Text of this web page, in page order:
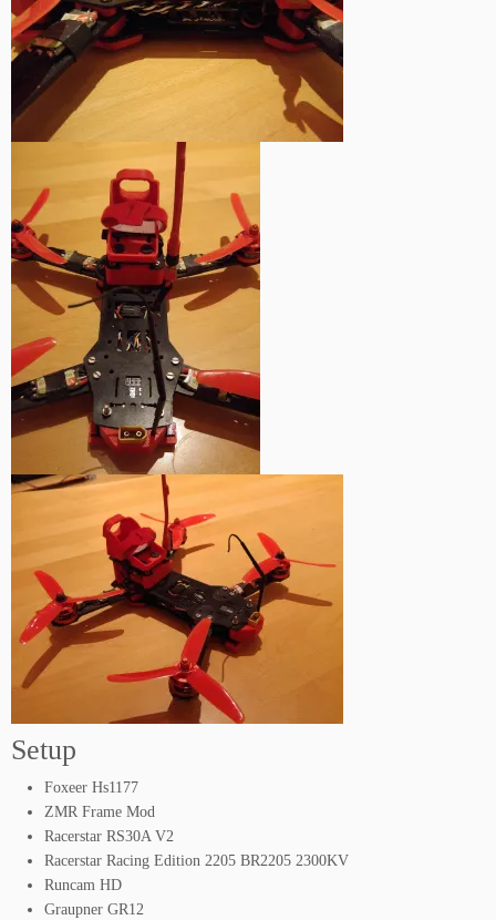
Setup
Foxeer Hs1177
ZMR Frame Mod
Racerstar RS30A V2
Racerstar Racing Edition 2205 BR2205 2300KV
Runcam HD
Graupner GR12